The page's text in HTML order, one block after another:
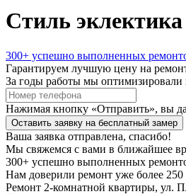
Стиль эклектика
300+ успешно выполненных
Гарантируем лучшую цену на
За годы работы мы
Нажимая кнопку «Отправить», вы
Оставить заявку на бесплатный замер
Ваша заявка отправлена, спасибо!
Мы свяжемся с вами в ближайшее
300+ успешно выполненных
Нам доверили ремонт уже более
Ремонт 2-комнатной квартиры, ул.